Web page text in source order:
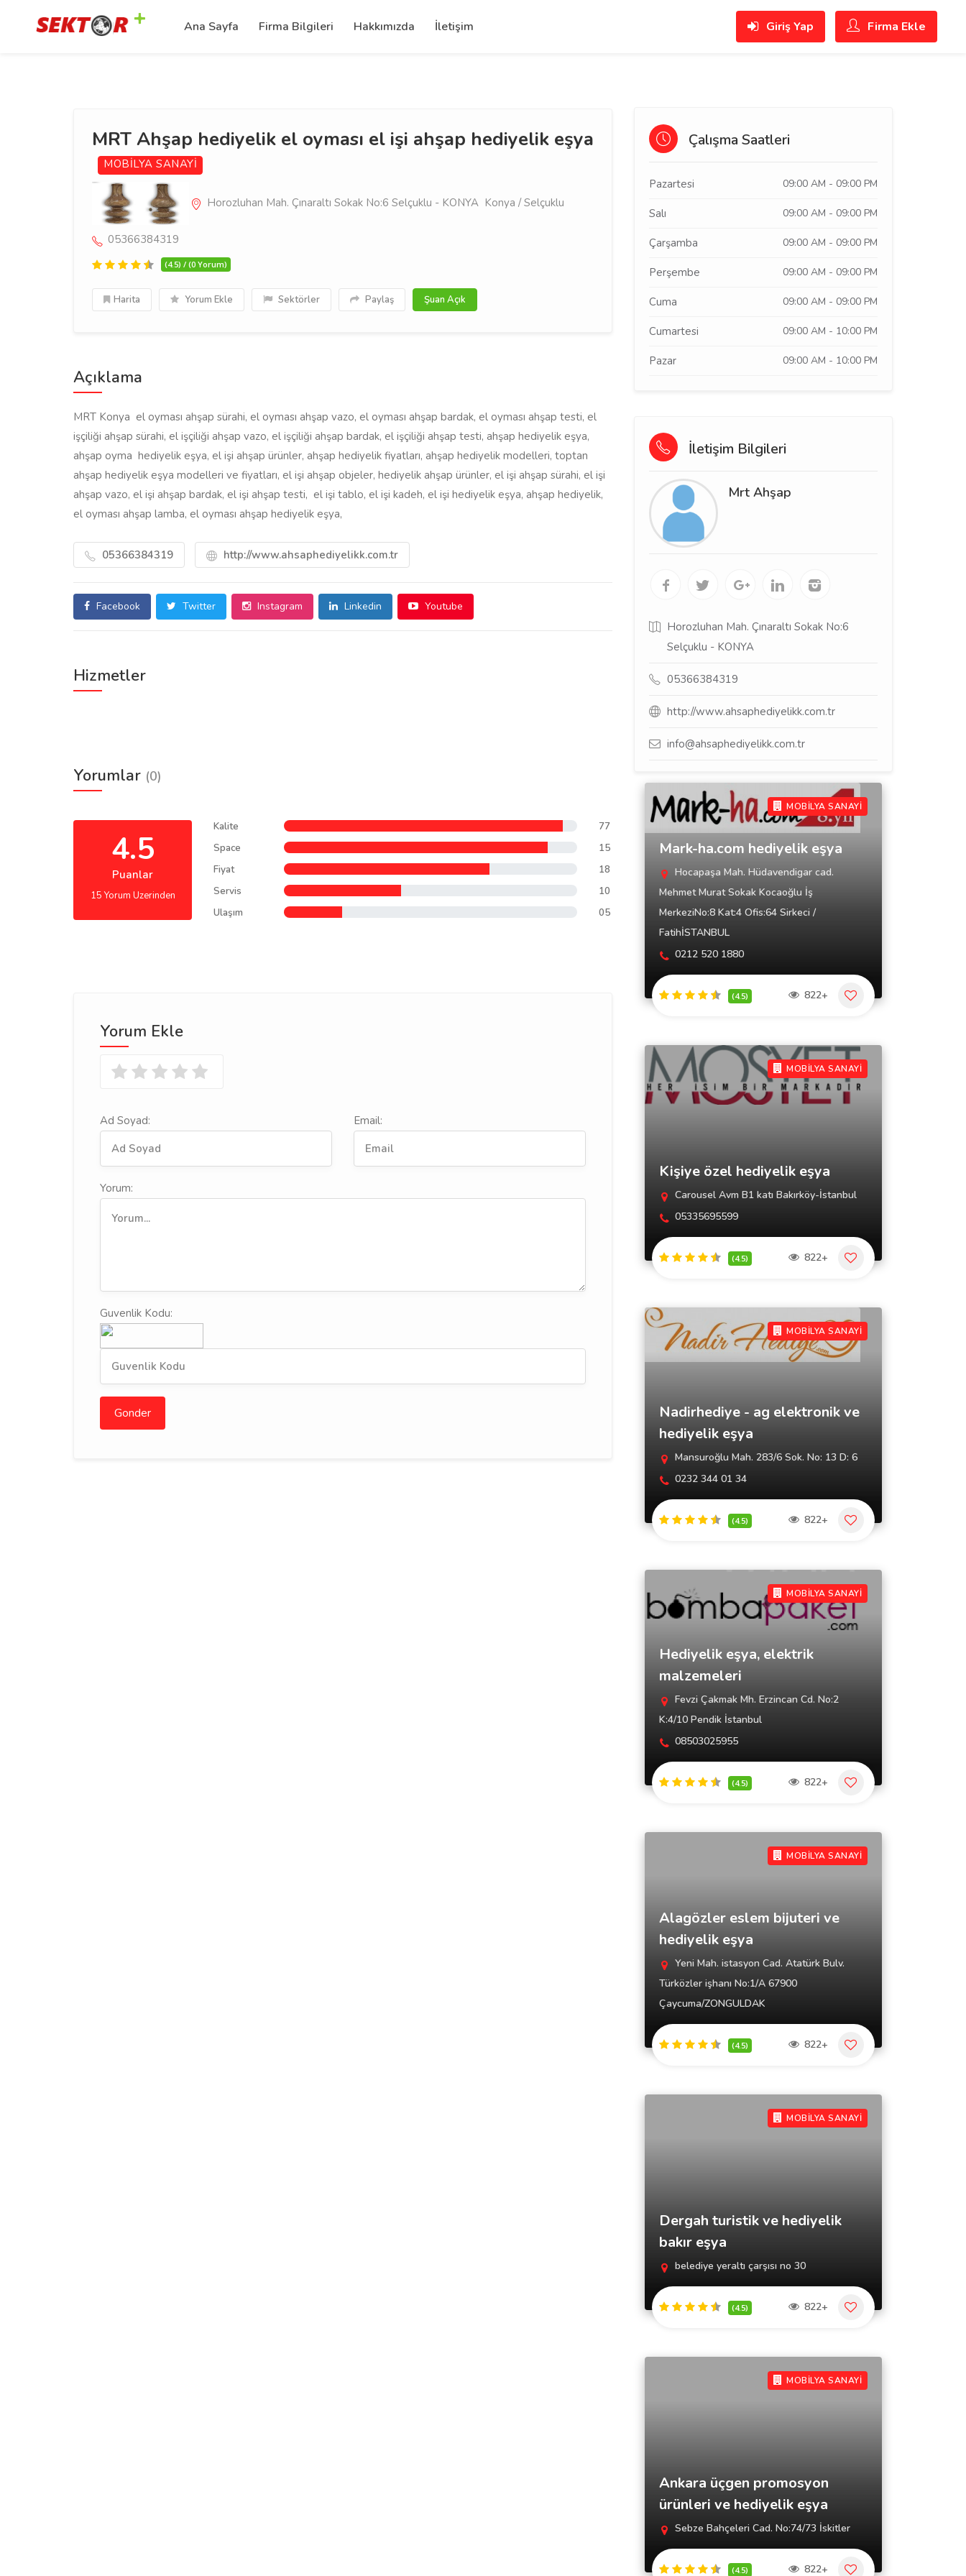
Ana Sayfa Firma Bilgileri Hakkımızda İletişim Giriş Yap Firma Ekle
MRT Ahşap hediyelik el oyması el işi ahşap hediyelik eşya
MOBİLYA SANAYİ
Horozluhan Mah. Çınaraltı Sokak No:6 Selçuklu - KONYA Konya / Selçuklu
05366384319
(4.5) / (0 Yorum)
Harita Yorum Ekle Sektörler Paylaş Şuan Açık
Açıklama
MRT Konya el oyması ahşap sürahi, el oyması ahşap vazo, el oyması ahşap bardak, el oyması ahşap testi, el
işçiliği ahşap sürahi, el işçiliği ahşap vazo, el işçiliği ahşap bardak, el işçiliği ahşap testi, ahşap hediyelik eşya,
ahşap oyma hediyelik eşya, el işi ahşap ürünler, ahşap hediyelik fiyatları, ahşap hediyelik modelleri, toptan
ahşap hediyelik eşya modelleri ve fiyatları, el işi ahşap objeler, hediyelik ahşap ürünler, el işi ahşap sürahi, el işi
ahşap vazo, el işi ahşap bardak, el işi ahşap testi, el işi tablo, el işi kadeh, el işi hediyelik eşya, ahşap hediyelik,
el oyması ahşap lamba, el oyması ahşap hediyelik eşya,
05366384319 http://www.ahsaphediyelikk.com.tr
Facebook Twitter Instagram Linkedin Youtube
Hizmetler
Yorumlar (0)
4.5
Puanlar
15 Yorum Uzerinden
Kalite
77
Space
15
Fiyat
18
Servis
10
Ulaşım
05
Yorum Ekle
Ad Soyad: Email:
Yorum:
Guvenlik Kodu:
Gonder
Çalışma Saatleri
Pazartesi 09:00 AM - 09:00 PM
Salı 09:00 AM - 09:00 PM
Çarşamba 09:00 AM - 09:00 PM
Perşembe 09:00 AM - 09:00 PM
Cuma 09:00 AM - 09:00 PM
Cumartesi 09:00 AM - 10:00 PM
Pazar 09:00 AM - 10:00 PM
İletişim Bilgileri
Mrt Ahşap
Horozluhan Mah. Çınaraltı Sokak No:6
Selçuklu - KONYA
05366384319
http://www.ahsaphediyelikk.com.tr
info@ahsaphediyelikk.com.tr
MOBİLYA SANAYİ
Mark-ha.com hediyelik eşya
Hocapaşa Mah. Hüdavendigar cad.
Mehmet Murat Sokak Kocaoğlu İş
MerkeziNo:8 Kat:4 Ofis:64 Sirkeci /
FatihİSTANBUL
0212 520 1880
(4.5) 822+
MOBİLYA SANAYİ
Kişiye özel hediyelik eşya
Carousel Avm B1 katı Bakırköy-İstanbul
05335695599
(4.5) 822+
MOBİLYA SANAYİ
Nadirhediye - ag elektronik ve
hediyelik eşya
Mansuroğlu Mah. 283/6 Sok. No: 13 D: 6
0232 344 01 34
(4.5) 822+
MOBİLYA SANAYİ
Hediyelik eşya, elektrik
malzemeleri
Fevzi Çakmak Mh. Erzincan Cd. No:2
K:4/10 Pendik İstanbul
08503025955
(4.5) 822+
MOBİLYA SANAYİ
Alagözler eslem bijuteri ve
hediyelik eşya
Yeni Mah. istasyon Cad. Atatürk Bulv.
Türközler işhanı No:1/A 67900
Çaycuma/ZONGULDAK
(4.5) 822+
MOBİLYA SANAYİ
Dergah turistik ve hediyelik
bakır eşya
belediye yeraltı çarşısı no 30
(4.5) 822+
MOBİLYA SANAYİ
Ankara üçgen promosyon
ürünleri ve hediyelik eşya
Sebze Bahçeleri Cad. No:74/73 İskitler
(4.5) 822+